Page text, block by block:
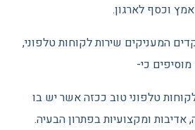
וכסף לארגון.
המעניקים שירות לקוחות טלפוני,
כי-
טלפוני טוב ככזה אשר יש בו
ומקצועיות בפתרון הבעיה.